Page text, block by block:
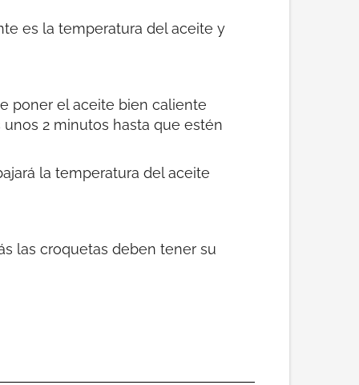
es la temperatura del aceite y
poner el aceite bien caliente
2 minutos hasta que estén
la temperatura del aceite
las croquetas deben tener su